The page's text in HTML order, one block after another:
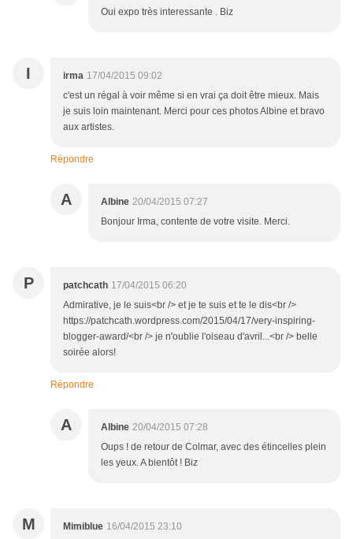
Oui expo très interessante . Biz
I irma 17/04/2015 09:02
c'est un régal à voir même si en vrai ça doit être mieux. Mais
je suis loin maintenant. Merci pour ces photos Albine et bravo
aux artistes.
Répondre
A Albine 20/04/2015 07:27
Bonjour Irma, contente de votre visite. Merci.
P patchcath 17/04/2015 06:20
Admirative, je le suis<br /> et je te suis et te le dis<br />
https://patchcath.wordpress.com/2015/04/17/very-inspiring-
blogger-award/<br /> je n'oublie l'oiseau d'avril...<br /> belle
soirée alors!
Répondre
A Albine 20/04/2015 07:28
Oups ! de retour de Colmar, avec des étincelles plein
les yeux. A bientôt ! Biz
M Mimiblue 16/04/2015 23:10